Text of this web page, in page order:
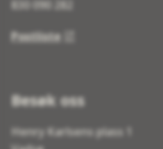
830 090 282
Postliste
Besøk oss
Henry Karlsens plass 1